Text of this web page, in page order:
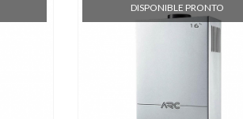
DISPONIBLE PRONTO